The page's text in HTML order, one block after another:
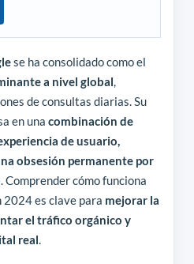
se ha consolidado como el
a nivel global,
de consultas diarias. Su
en una combinación de
de usuario,
obsesión permanente por
. Comprender cómo funciona
2024 es clave para mejorar la
el tráfico orgánico y
real.